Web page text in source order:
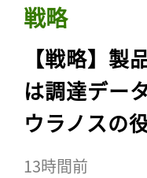
戦略
【戦略】製
は調達デー
ウラノスの
13時間前